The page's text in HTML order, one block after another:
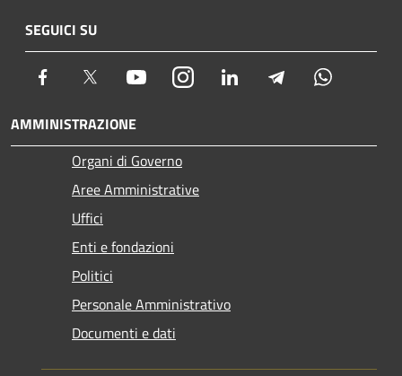
SEGUICI SU
Facebook Twitter YoutubeInstagram LinkedIn Telegram
AMMINISTRAZIONE
Organi di Governo
Aree Amministrative
Uffici
Enti e fondazioni
Politici
Personale Amministrativo
Documenti e dati